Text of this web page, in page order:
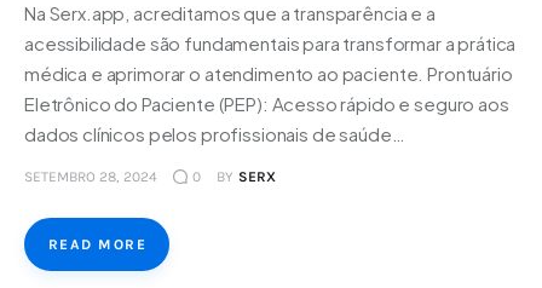
Na Serx.app, acreditamos que a transparência e a
acessibilidade são fundamentais para transformar a prática
médica e aprimorar o atendimento ao paciente. Prontuário
Eletrônico do Paciente (PEP): Acesso rápido e seguro aos
dados clínicos pelos profissionais de saúde…
SETEMBRO 28, 2024 0 BY SERX
READ MORE